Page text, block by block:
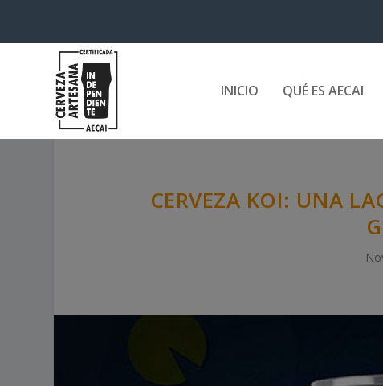
INICIO QUÉ ES AECAI
CERVEZA KOI: UNA